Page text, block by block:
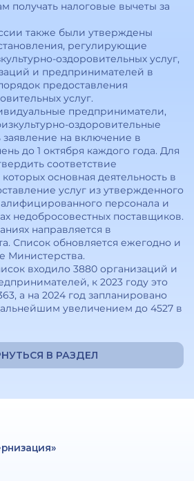
получать налоговые вычеты за
также были утверждены
регулирующие
оздоровительных услуг,
и предпринимателей в
предоставления
услуг.
предприниматели,
оздоровительные
заявление на включение в
до 1 октября каждого года. Для
соответствие
основная деятельность в
услуг из утвержденного
персонала и
недобросовестных поставщиков.
направляется в
Список обновляется ежегодно и
Министерства.
входило 3880 организаций и
к 2023 году это
а на 2024 год запланировано
увеличением до 4527 в
В РАЗДЕЛ